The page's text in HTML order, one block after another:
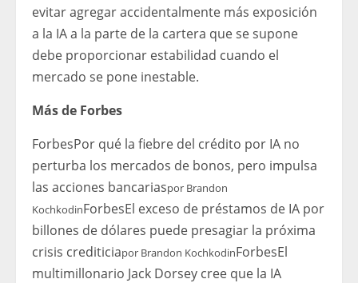
evitar agregar accidentalmente más exposición
a la IA a la parte de la cartera que se supone
debe proporcionar estabilidad cuando el
mercado se pone inestable.
Más de Forbes
ForbesPor qué la fiebre del crédito por IA no
perturba los mercados de bonos, pero impulsa
las acciones bancariaspor Brandon
KochkodinForbesEl exceso de préstamos de IA por
billones de dólares puede presagiar la próxima
crisis crediticiapor Brandon KochkodinForbesEl
multimillonario Jack Dorsey cree que la IA